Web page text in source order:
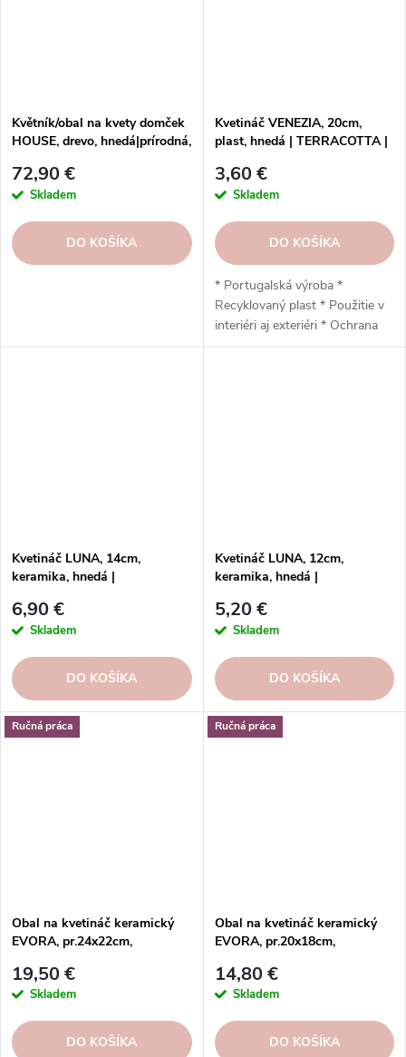
Květník/obal na kvety domček
HOUSE, drevo, hnedá|prírodná,
72,90 €
Skladem
DO KOŠÍKA
Kvetináč VENEZIA, 20cm,
plast, hnedá | TERRACOTTA |
3,60 €
Skladem
DO KOŠÍKA
* Portugalská výroba *
Recyklovaný plast * Použitie v
interiéri aj exteriéri * Ochrana
proti UV žiareniu * Odolný voči
Kvetináč LUNA, 14cm,
keramika, hnedá |
6,90 €
Skladem
DO KOŠÍKA
Kvetináč LUNA, 12cm,
keramika, hnedá |
5,20 €
Skladem
DO KOŠÍKA
Ručná práca
Obal na kvetináč keramický
EVORA, pr.24x22cm,
19,50 €
Skladem
DO KOŠÍKA
Ručná práca
Obal na kvetináč keramický
EVORA, pr.20x18cm,
14,80 €
Skladem
DO KOŠÍKA